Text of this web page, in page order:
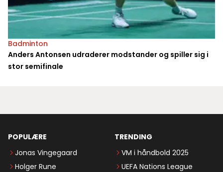
Badminton
Anders Antonsen udraderer modstander og spiller sig i
stor semifinale
POPULÆRE
Jonas Vingegaard
Holger Rune
TRENDING
VM i håndbold 2025
UEFA Nations League